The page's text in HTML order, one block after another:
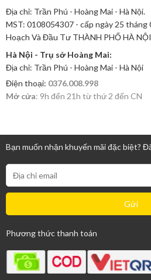
Địa chỉ: Trần Phú - Hoàng Mai - Hà Nội.
MST: 0108054307 - cấp ngày 25 tháng
Hoạch Và Đầu Tư THÀNH PHỐ HÀ NỘI
Hà Nội - Trụ sở Hoàng Mai:
Địa chỉ: Trần Phú - Hoàng Mai - Hà Nội
Điện thoại: 0376.008.998
Mở cửa: 9h đến 21h từ thứ 2 đến CN
Bạn muốn nhận khuyến mãi đặc biệt?
Phương thức thanh toán